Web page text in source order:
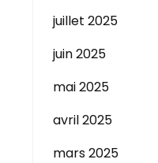
juillet 2025
juin 2025
mai 2025
avril 2025
mars 2025